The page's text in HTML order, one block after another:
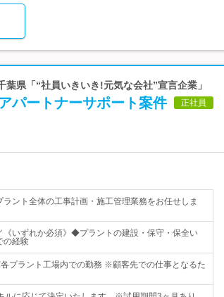
県「“社員いきいき!元気な会社”宣言企業」
パートナーサポート案件 正社員
ント全体の工事計画・施工管理業務をお任せしま
いずれか必須》◆プラントの建設・保守・保全い
の経験
プラント工場内での勤務 ※顧客先での仕事となるた